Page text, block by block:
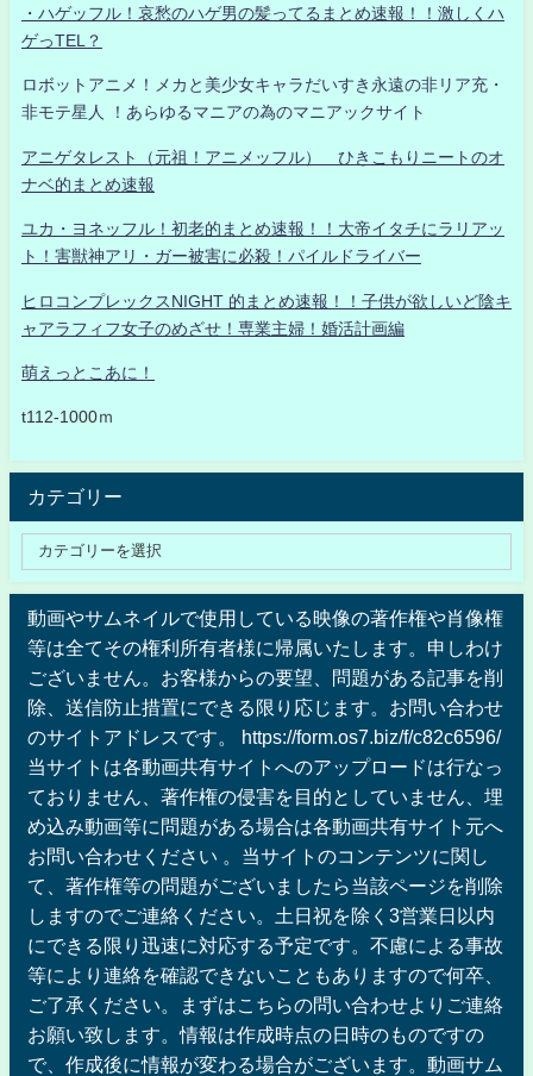
・ハゲッフル！哀愁のハゲ男の髪ってるまとめ速報！！激しくハ
ゲっTEL？
ロボットアニメ！メカと美少女キャラだいすき永遠の非リア充・
非モテ星人 ！あらゆるマニアの為のマニアックサイト
アニゲタレスト（元祖！アニメッフル） ひきこもりニートのオ
ナベ的まとめ速報
ユカ・ヨネッフル！初老的まとめ速報！！大帝イタチにラリアッ
ト！害獣神アリ・ガー被害に必殺！パイルドライバー
ヒロコンプレックスNIGHT 的まとめ速報！！子供が欲しいど陰キ
ャアラフィフ女子のめざせ！専業主婦！婚活計画編
萌えっとこあに！
t112-1000ｍ
カテゴリー
動画やサムネイルで使用している映像の著作権や肖像権
等は全てその権利所有者様に帰属いたします。申しわけ
ございません。お客様からの要望、問題がある記事を削
除、送信防止措置にできる限り応じます。お問い合わせ
のサイトアドレスです。 https://form.os7.biz/f/c82c6596/
当サイトは各動画共有サイトへのアップロードは行なっ
ておりません、著作権の侵害を目的としていません、埋
め込み動画等に問題がある場合は各動画共有サイト元へ
お問い合わせください 。当サイトのコンテンツに関し
て、著作権等の問題がございましたら当該ページを削除
しますのでご連絡ください。土日祝を除く3営業日以内
にできる限り迅速に対応する予定です。不慮による事故
等により連絡を確認できないこともありますので何卒、
ご了承ください。まずはこちらの問い合わせよりご連絡
お願い致します。情報は作成時点の日時のものですの
で、作成後に情報が変わる場合がございます。動画サム